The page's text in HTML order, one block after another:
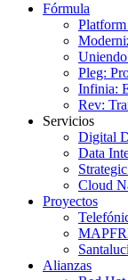
Fórmula
Pleg:
Infinia:
Rev:
Servicios
Digital
Data
Cloud
Proyectos
Alianzas